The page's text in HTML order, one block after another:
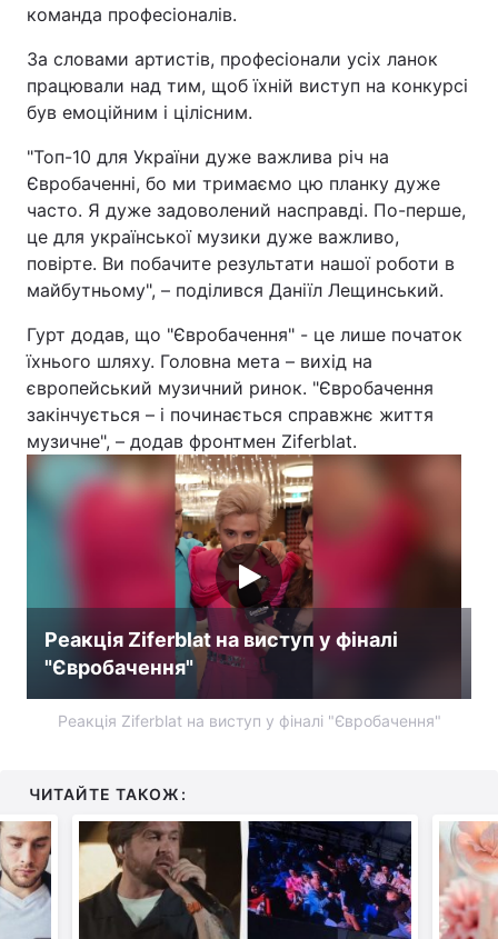
Інтерв'ю
Архів Вакансії
Контакти
Послуги
Тема оформлення
команда професіоналів.
За словами артистів, професіонали усіх ланок
працювали над тим, щоб їхній виступ на конкурсі
був емоційним і цілісним.
"Топ-10 для України дуже важлива річ на
Євробаченні, бо ми тримаємо цю планку дуже
часто. Я дуже задоволений насправді. По-перше,
це для української музики дуже важливо,
повірте. Ви побачите результати нашої роботи в
майбутньому", – поділився Даніїл Лещинський.
Гурт додав, що "Євробачення" - це лише початок
їхнього шляху. Головна мета – вихід на
європейський музичний ринок. "Євробачення
закінчується – і починається справжнє життя
музичне", – додав фронтмен Ziferblat.
Реакція Ziferblat на виступ у фіналі
"Євробачення"
Реакція Ziferblat на виступ у фіналі "Євробачення"
ЧИТАЙТЕ ТАКОЖ: